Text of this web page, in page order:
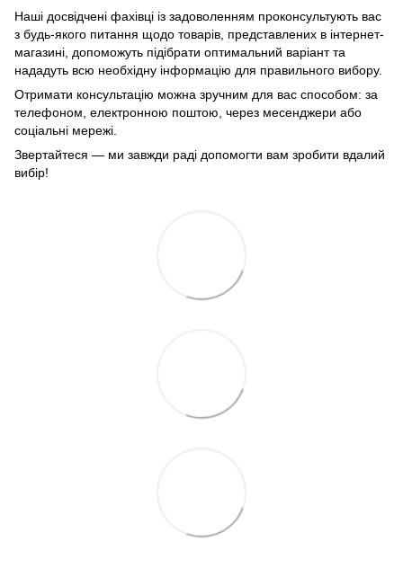
Наші досвідчені фахівці із задоволенням проконсультують вас
з будь-якого питання щодо товарів, представлених в інтернет-
магазині, допоможуть підібрати оптимальний варіант та
нададуть всю необхідну інформацію для правильного вибору.
Отримати консультацію можна зручним для вас способом: за
телефоном, електронною поштою, через месенджери або
соціальні мережі.
Звертайтеся — ми завжди раді допомогти вам зробити вдалий
вибір!